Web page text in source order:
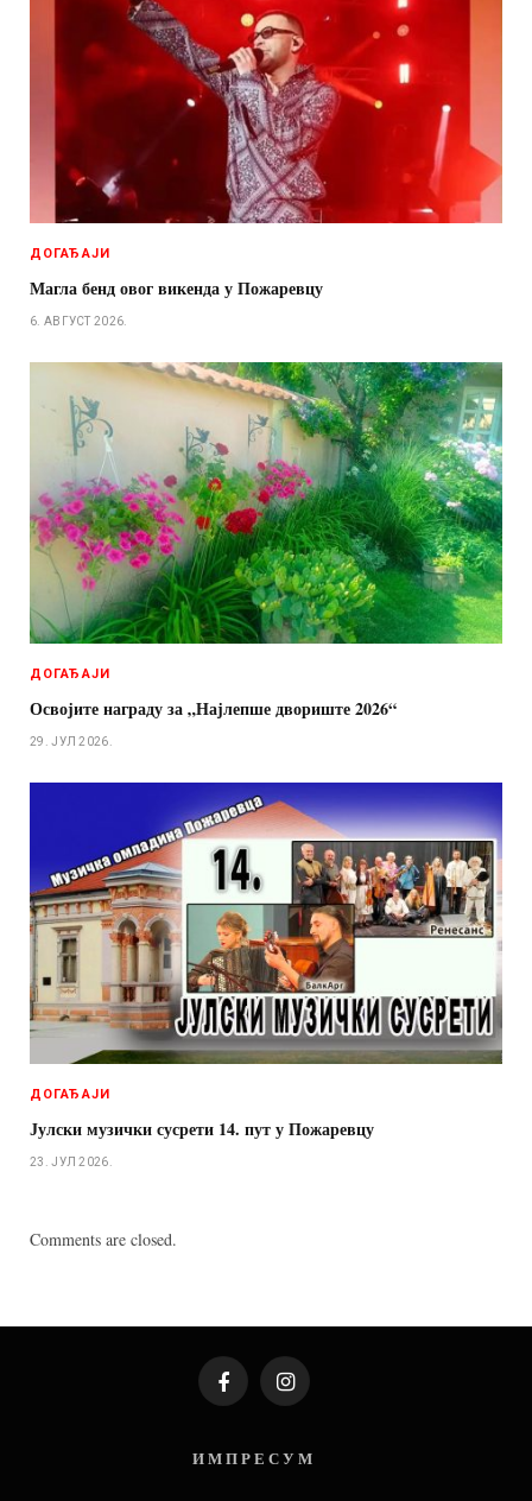
ДОГАЂАЈИ
Магла бенд овог викенда у Пожаревцу
6. АВГУСТ 2026.
ДОГАЂАЈИ
Освојите награду за „Најлепше двориште 2026“
29. ЈУЛ 2026.
ДОГАЂАЈИ
Јулски музички сусрети 14. пут у Пожаревцу
23. ЈУЛ 2026.
Comments are closed.
FacebookInstagram
И М П Р Е С У М